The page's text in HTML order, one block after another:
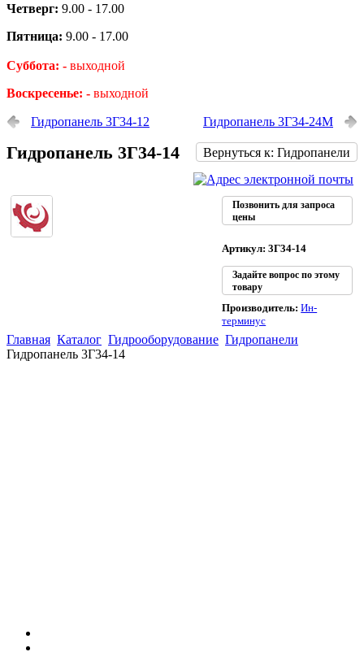
Четверг: 9.00 - 17.00
Пятница: 9.00 - 17.00
Суббота: - выходной
Воскресенье: - выходной
Гидропанель 3Г34-12 Гидропанель 3Г34-24М
Вернуться к: Гидропанели
Гидропанель 3Г34-14
Позвонить для запроса
цены
Артикул: 3Г34-14
Задайте вопрос по этому
товару
Производитель:Ин-
терминус
Главная Каталог Гидрооборудование Гидропанели
Гидропанель 3Г34-14